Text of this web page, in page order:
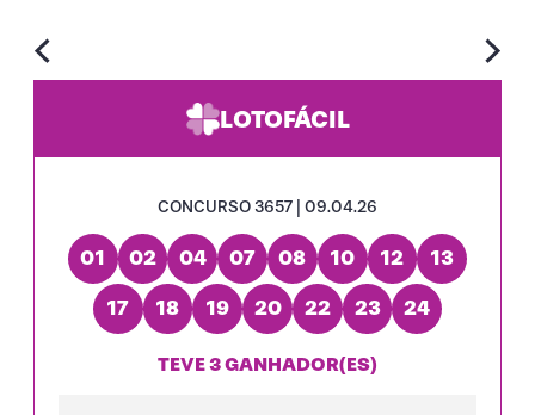
LOTOFÁCIL
CONCURSO 3657 | 09.04.26
01 02 04 07 08 10 12
13
17
18 19 20 22 23 24
TEVE 3 GANHADOR(ES)